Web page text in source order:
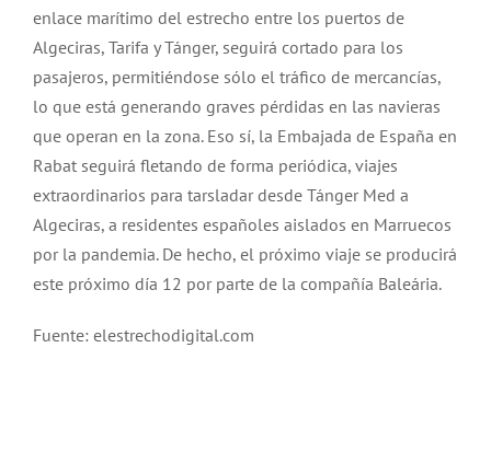
enlace marítimo del estrecho entre los puertos de
Algeciras, Tarifa y Tánger, seguirá cortado para los
pasajeros, permitiéndose sólo el tráfico de mercancías,
lo que está generando graves pérdidas en las navieras
que operan en la zona. Eso sí, la Embajada de España en
Rabat seguirá fletando de forma periódica, viajes
extraordinarios para tarsladar desde Tánger Med a
Algeciras, a residentes españoles aislados en Marruecos
por la pandemia. De hecho, el próximo viaje se producirá
este próximo día 12 por parte de la compañía Baleária.
Fuente: elestrechodigital.com